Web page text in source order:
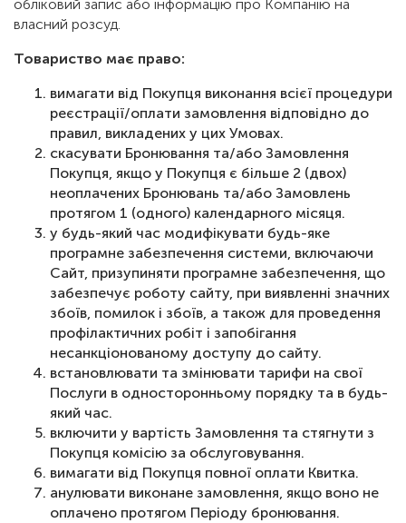
обліковий запис або інформацію про Компанію на
власний розсуд.
Товариство має право:
вимагати від Покупця виконання всієї процедури
реєстрації/оплати замовлення відповідно до
правил, викладених у цих Умовах.
скасувати Бронювання та/або Замовлення
Покупця, якщо у Покупця є більше 2 (двох)
неоплачених Бронювань та/або Замовлень
протягом 1 (одного) календарного місяця.
у будь-який час модифікувати будь-яке
програмне забезпечення системи, включаючи
Сайт, призупиняти програмне забезпечення, що
забезпечує роботу сайту, при виявленні значних
збоїв, помилок і збоїв, а також для проведення
профілактичних робіт і запобігання
несанкціонованому доступу до сайту.
встановлювати та змінювати тарифи на свої
Послуги в односторонньому порядку та в будь-
який час.
включити у вартість Замовлення та стягнути з
Покупця комісію за обслуговування.
вимагати від Покупця повної оплати Квитка.
анулювати виконане замовлення, якщо воно не
оплачено протягом Періоду бронювання.